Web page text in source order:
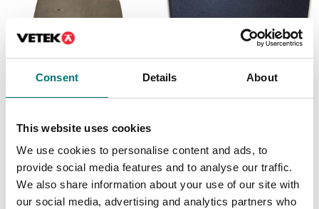
Consent Details About
This website uses cookies
We use cookies to personalise content and ads, to
provide social media features and to analyse our traffic.
We also share information about your use of our site with
our social media, advertising and analytics partners who
Pan support square till
Valor 3000
Artikelnr: V31-Pan support
495 kr
Valor 3000
Artikelnr: V31-CC
1 310 kr